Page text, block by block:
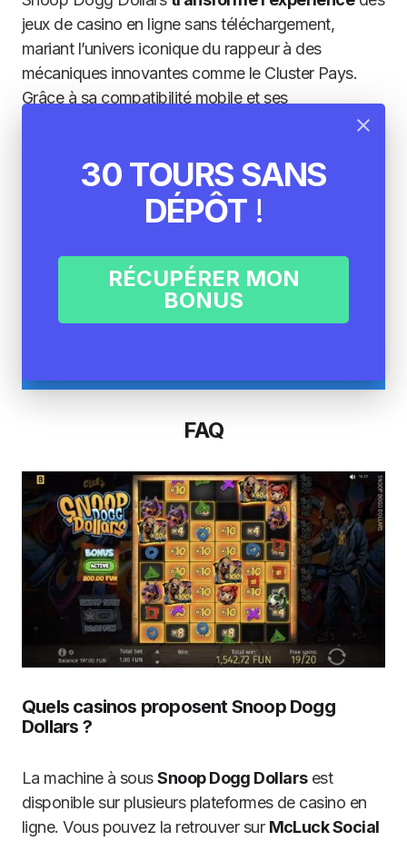
jeux de casino en ligne sans téléchargement,
mariant l’univers iconique du rappeur à des
mécaniques innovantes comme le Cluster Pays.
Grâce à sa compatibilité mobile et ses
Snoop Dogg, accessible instantanément via
navigateur. Pour une immersion totale dans
l’héritage musical et culturel du rappeur, plongez
JOUER AVEC ARGENT
FAQ
Quels casinos proposent Snoop Dogg
Dollars ?
La machine à sousSnoop Dogg Dollarsest
disponible sur plusieurs plateformes de casino en
ligne. Vous pouvez la retrouver sur McLuck Social
30 TOURS SANS
DÉPÔT!
RÉCUPÉRER MON
BONUS